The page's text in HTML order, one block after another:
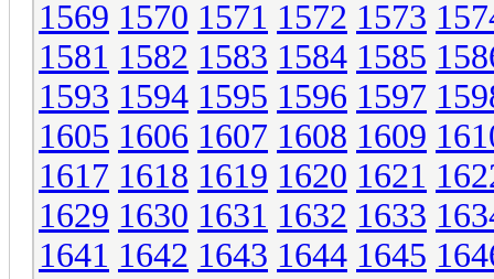
1569 1570 1571 1572 1573
1581 1582 1583 1584 1585
1593 1594 1595 1596 1597
1605 1606 1607 1608 1609
1617 1618 1619 1620 1621
1629 1630 1631 1632 1633
1641 1642 1643 1644 1645